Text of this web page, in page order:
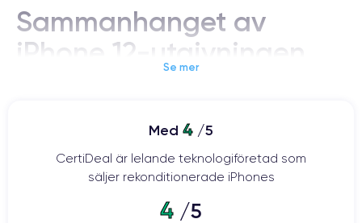
Sammanhanget av
iPhone 12-utgivningen
År 2020 introducerade Apple den efterlängtade iPhone 12 och
iPhone 12, som kategoriseras som den 14:e generationens iPhone,
började den 16 oktober och den släpptes inte officiellt förrän den 23
Se mer
Med 4 /5
CertiDeal är lelande teknologiföretad som
säljer rekonditionerade iPhones
4 /5